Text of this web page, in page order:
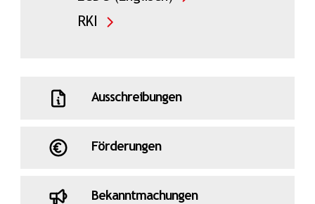
RKI
Ausschreibungen
Förderungen
Bekanntmachungen